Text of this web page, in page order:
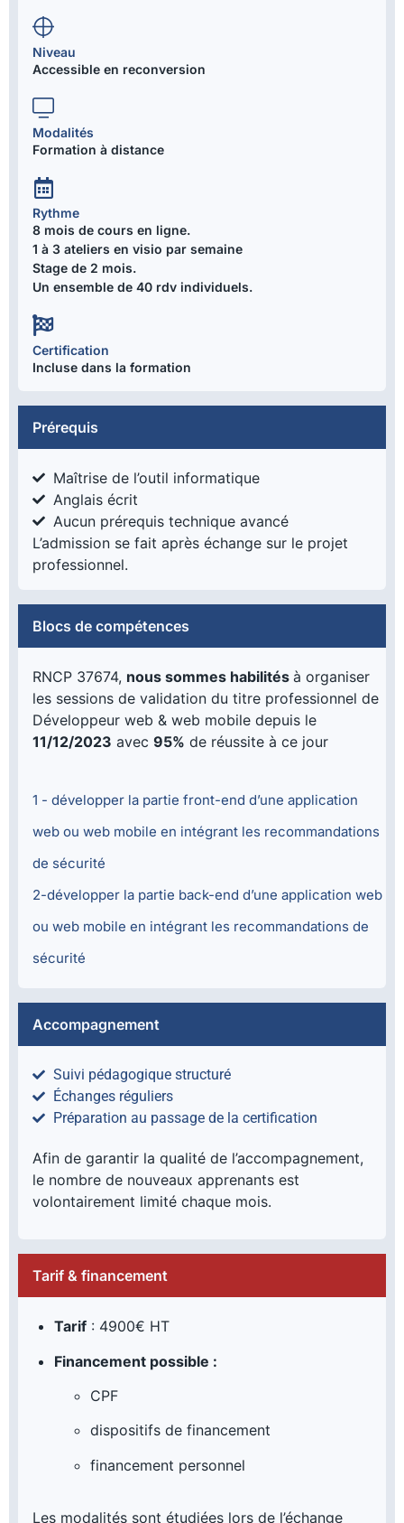
Niveau
Accessible en reconversion
Modalités
Formation à distance
Rythme
8 mois de cours en ligne.
1 à 3 ateliers en visio par semaine
Stage de 2 mois.
Un ensemble de 40 rdv individuels.
Certification
Incluse dans la formation
Prérequis
Maîtrise de l’outil informatique
Anglais écrit
Aucun prérequis technique avancé
L’admission se fait après échange sur le projet
professionnel.
Blocs de compétences
RNCP 37674, nous sommes habilités à organiser
les sessions de validation du titre professionnel de
Développeur web & web mobile depuis le
11/12/2023 avec 95% de réussite à ce jour
1 - développer la partie front-end d’une application
web ou web mobile en intégrant les recommandations
de sécurité
2-développer la partie back-end d’une application web
ou web mobile en intégrant les recommandations de
sécurité
Accompagnement
Suivi pédagogique structuré
Échanges réguliers
Préparation au passage de la certification
Afin de garantir la qualité de l’accompagnement,
le nombre de nouveaux apprenants est
volontairement limité chaque mois.
Tarif & financement
Tarif : 4900€ HT
Financement possible :
CPF
dispositifs de financement
financement personnel
Les modalités sont étudiées lors de l’échange